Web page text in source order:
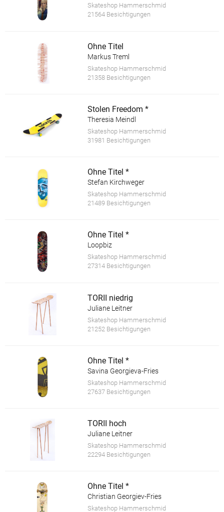
Skateshop Hammerschmid
21564 Besichtigungen
Ohne Titel
Markus Treml
Skateshop Hammerschmid
21358 Besichtigungen
Stolen Freedom *
Theresia Meindl
Skateshop Hammerschmid
31981 Besichtigungen
Ohne Titel *
Stefan Kirchweger
Skateshop Hammerschmid
21489 Besichtigungen
Ohne Titel *
Loopbiz
Skateshop Hammerschmid
27314 Besichtigungen
TORII niedrig
Juliane Leitner
Skateshop Hammerschmid
21252 Besichtigungen
Ohne Titel *
Savina Georgieva-Fries
Skateshop Hammerschmid
27637 Besichtigungen
TORII hoch
Juliane Leitner
Skateshop Hammerschmid
22294 Besichtigungen
Ohne Titel *
Christian Georgiev-Fries
Skateshop Hammerschmid